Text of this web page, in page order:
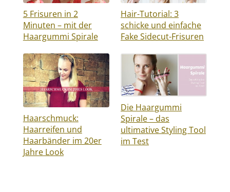
5 Frisuren in 2
Minuten – mit der
Haargummi Spirale
Hair-Tutorial: 3
schicke und einfache
Fake Sidecut-Frisuren
Haarschmuck:
Haarreifen und
Haarbänder im 20er
Jahre Look
Die Haargummi
Spirale – das
ultimative Styling Tool
im Test